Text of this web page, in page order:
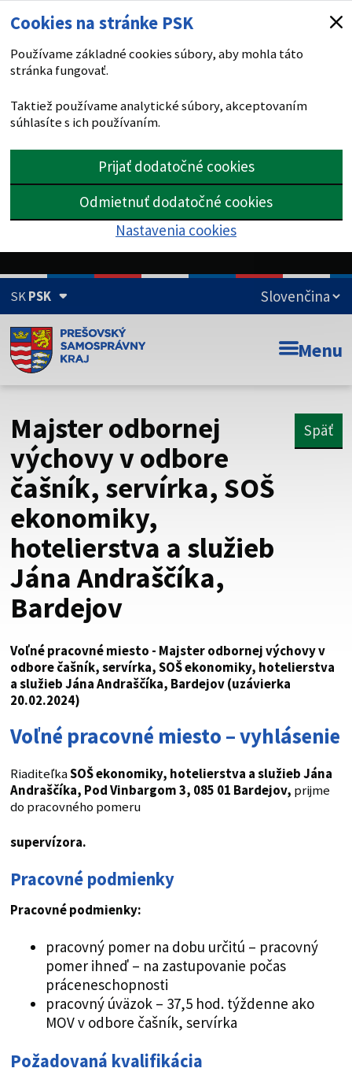
Cookies na stránke PSK
Používame základné cookies súbory, aby mohla táto
stránka fungovať.
Taktiež používame analytické súbory, akceptovaním
súhlasíte s ich používaním.
Prijať dodatočné cookies
Odmietnuť dodatočné cookies
Nastavenia cookies
SKPSK
Doména psk.sk je oficiálna
Toto je oficiálna webová stránka Prešovského
Táto stránka je zabezpečená
Buďte pozorní a vždy sa uistite, že zdieľate informácie iba
cez zabezpečenú webovú stránku. Zabezpečená stránka
vždy začína https:// pred názvom domény webového sídla.
Menu
Majster odbornej
výchovy v odbore
čašník, servírka, SOŠ
ekonomiky,
hotelierstva a služieb
Jána Andraščíka,
Bardejov
Späť
Voľné pracovné miesto - Majster odbornej výchovy v
odbore čašník, servírka, SOŠ ekonomiky, hotelierstva
a služieb Jána Andraščíka, Bardejov (uzávierka
20.02.2024)
Voľné pracovné miesto – vyhlásenie
RiaditeľkaSOŠ ekonomiky, hotelierstva a služieb Jána
Andraščíka, Pod Vinbargom 3, 085 01 Bardejov, prijme
do pracovného pomeru
supervízora.
Pracovné podmienky
Pracovné podmienky:
pracovný pomer na dobu určitú – pracovný
pomer ihneď – na zastupovanie počas
práceneschopnosti
pracovný úväzok – 37,5 hod. týždenne ako
MOV v odbore čašník, servírka
Požadovaná kvalifikácia